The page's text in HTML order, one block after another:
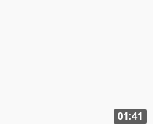
01:41